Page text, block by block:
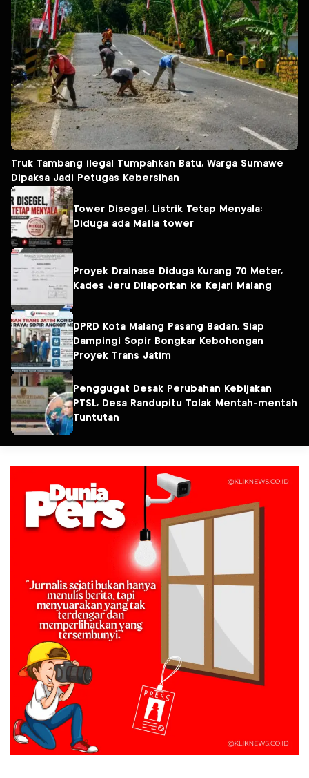
Truk Tambang ilegal Tumpahkan Batu, Warga Sumawe
Dipaksa Jadi Petugas Kebersihan
Tower Disegel, Listrik Tetap Menyala:
Diduga ada Mafia tower
Proyek Drainase Diduga Kurang 70 Meter,
Kades Jeru Dilaporkan ke Kejari Malang
DPRD Kota Malang Pasang Badan, Siap
Dampingi Sopir Bongkar Kebohongan
Proyek Trans Jatim
Penggugat Desak Perubahan Kebijakan
PTSL, Desa Randupitu Tolak Mentah-mentah
Tuntutan